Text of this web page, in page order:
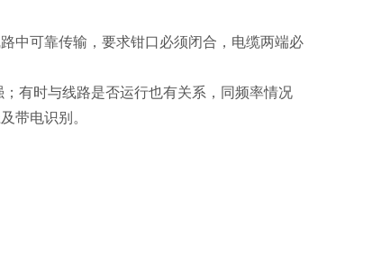
中可靠传输，要求钳口必须闭合，电缆两端必
有时与线路是否运行也有关系，同频率情况
带电识别。